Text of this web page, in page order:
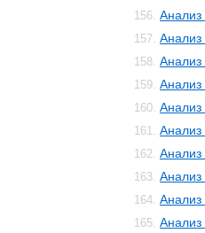
156. Анализ
157. Анализ
158. Анализ
159. Анализ
160. Анализ
161.
162. Анализ
163. Анализ
164.
165. Анализ